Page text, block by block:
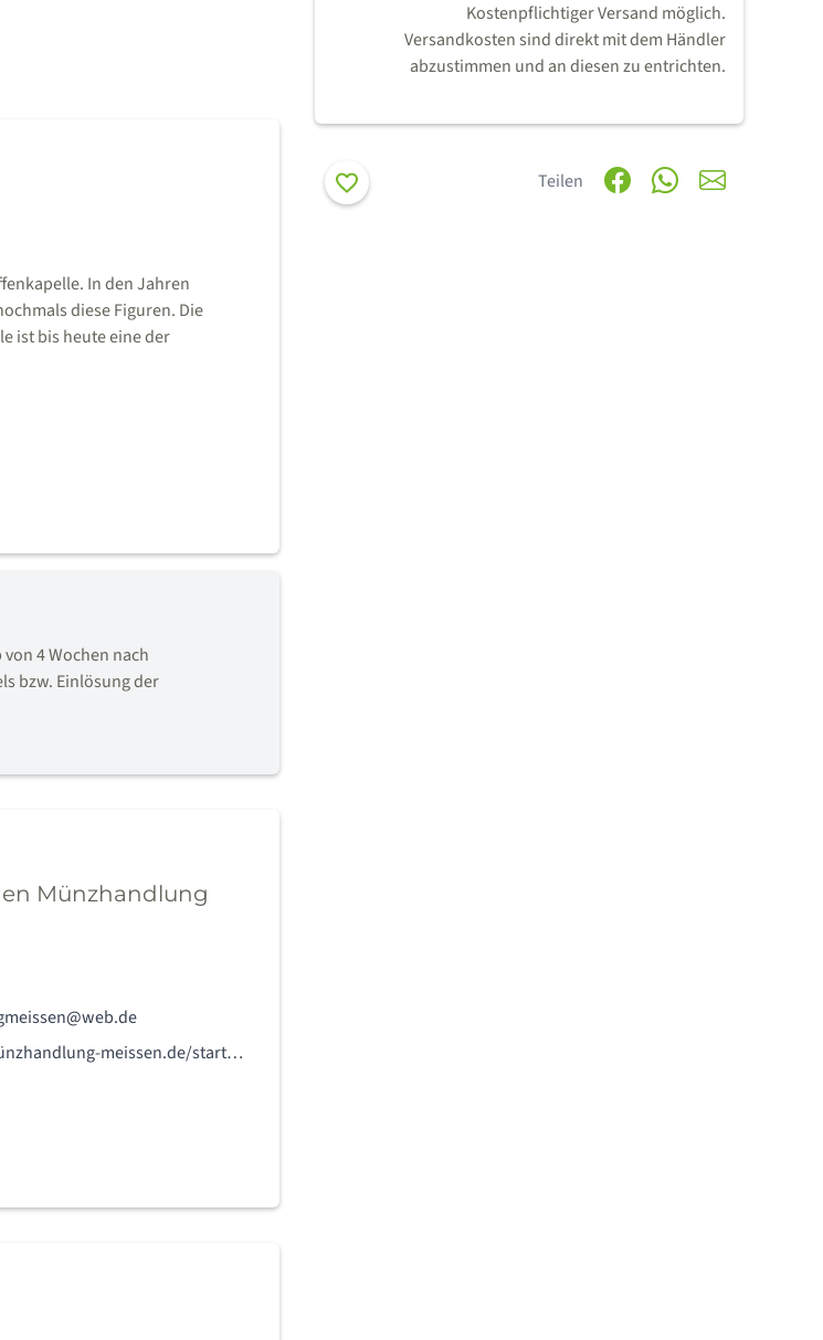
Kostenpflichtiger Versand möglich.
Versandkosten sind direkt mit dem Händler
abzustimmen und an diesen zu entrichten.
Merken Teilen
In den Jahren
diese Figuren. Die
ist bis heute eine der
4 Wochen nach
bzw. Einlösung der
Münzhandlung
meissen.de/startseite